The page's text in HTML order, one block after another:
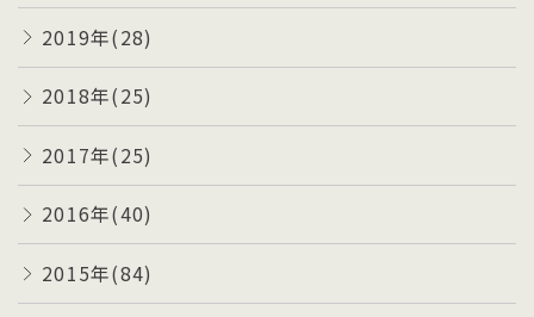
2019年(28)
2018年(25)
2017年(25)
2016年(40)
2015年(84)